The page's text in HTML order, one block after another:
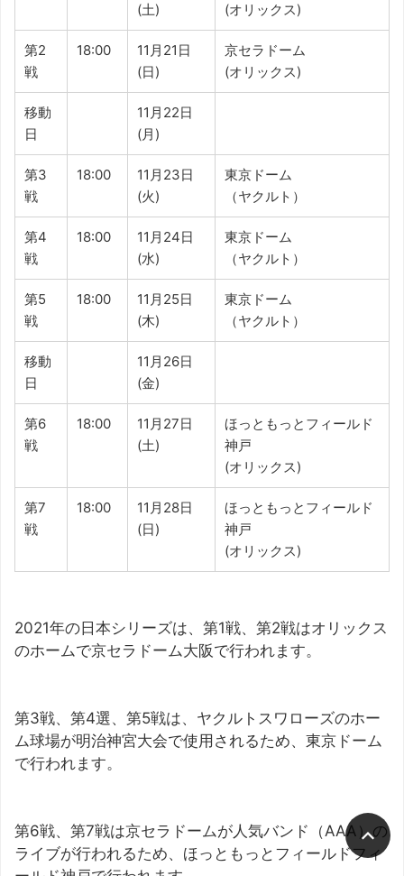
(土)
(オリックス)
第2
戦
18:00
11月21日
(日)
京セラドーム
(オリックス)
移動
日
11月22日
(月)
第3
戦
18:00
11月23日
(火)
東京ドーム
（ヤクルト）
第4
戦
18:00
11月24日
(水)
東京ドーム
（ヤクルト）
第5
戦
18:00
11月25日
(木)
東京ドーム
（ヤクルト）
移動
日
11月26日
(金)
第6
戦
18:00
11月27日
(土)
ほっともっとフィールド
神戸
(オリックス)
第7
戦
18:00
11月28日
(日)
ほっともっとフィールド
神戸
(オリックス)
2021年の日本シリーズは、第1戦、第2戦はオリックス
のホームで京セラドーム大阪で行われます。
第3戦、第4選、第5戦は、ヤクルトスワローズのホー
ム球場が明治神宮大会で使用されるため、東京ドーム
で行われます。
第6戦、第7戦は京セラドームが人気バンド（AAA）の
ライブが行われるため、ほっともっとフィールドフィ